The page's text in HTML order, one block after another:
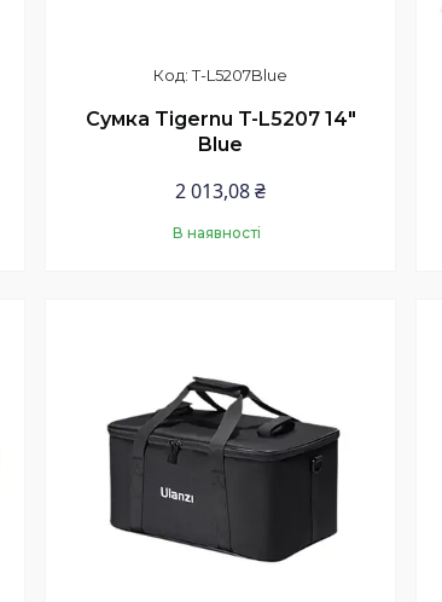
T-L5207Blue
Сумка Tigernu T-L5207 14"
Blue
2 013,08 ₴
В наявності